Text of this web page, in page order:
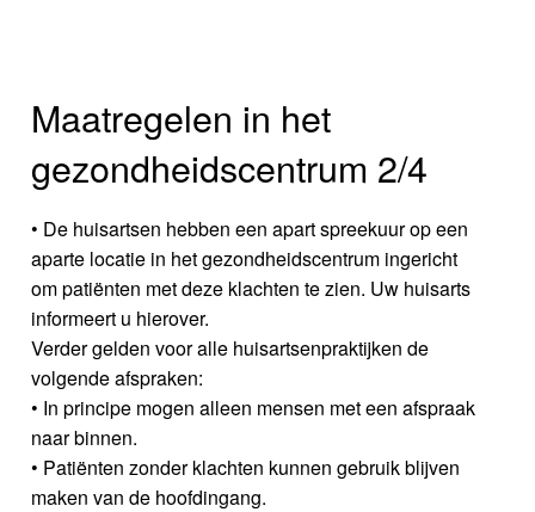
Maatregelen in het
gezondheidscentrum 2/4
• De huisartsen hebben een apart spreekuur op een
aparte locatie in het gezondheidscentrum ingericht
om patiënten met deze klachten te zien. Uw huisarts
informeert u hierover.
Verder gelden voor alle huisartsenpraktijken de
volgende afspraken:
• In principe mogen alleen mensen met een afspraak
naar binnen.
• Patiënten zonder klachten kunnen gebruik blijven
maken van de hoofdingang.